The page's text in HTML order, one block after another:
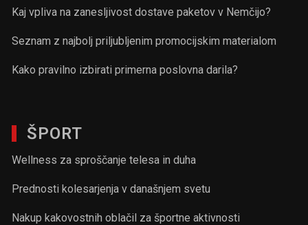
Kaj vpliva na zanesljivost dostave paketov v Nemčijo?
Seznam z najbolj priljubljenim promocijskim materialom
Kako pravilno izbirati primerna poslovna darila?
ŠPORT
Wellness za sproščanje telesa in duha
Prednosti kolesarjenja v današnjem svetu
Nakup kakovostnih oblačil za športne aktivnosti